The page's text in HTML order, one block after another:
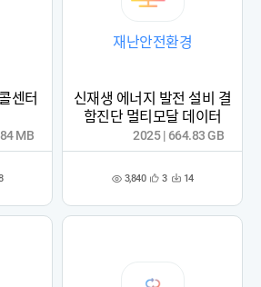
센터
MB
재난안전환경
신재생 에너지 발전 설비 결
함진단 멀티모달 데이터
조 3,840 관
록
3 다 14
2025 | 664.83 GB